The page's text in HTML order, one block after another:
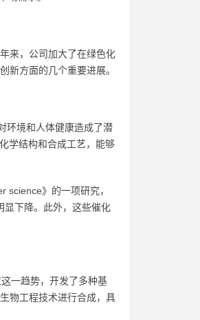
来，公司加大了在绿色化
新方面的几个重要进展。
环境和人体健康造成了潜
学结构和合成工艺，能够
science》的一项研究，
显下降。此外，这些催化
一趋势，开发了多种基
物工程技术进行合成，具